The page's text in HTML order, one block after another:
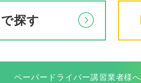
探す
ペーパードライバー講習業者様へ